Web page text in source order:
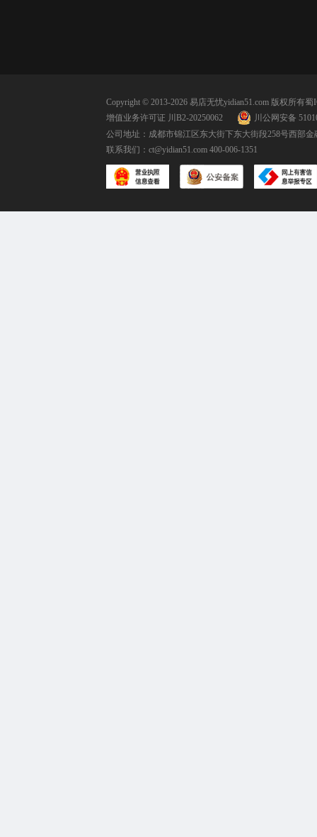
Copyright © 2013-2026 易店无忧yidian51.com 版权所有蜀
增值业务许可证 川B2-20250062
川公网安备
公司地址：成都市锦江区东大街下东大街段258号西部金
联系我们： ct@yidian51.com 400-006-1351